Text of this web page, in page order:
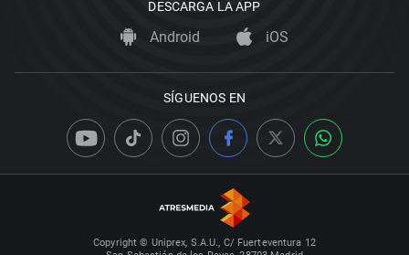
DESCARGA LA APP
Android iOS
SÍGUENOS EN
Copyright © Uniprex, S.A.U., C/ Fuerteventura 12